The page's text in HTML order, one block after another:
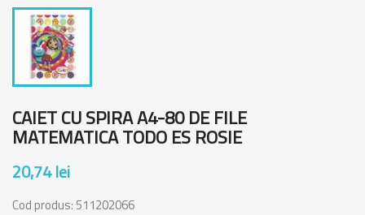
CAIET CU SPIRA A4-80 DE FILE
MATEMATICA TODO ES ROSIE
20,74 lei
Cod produs: 511202066